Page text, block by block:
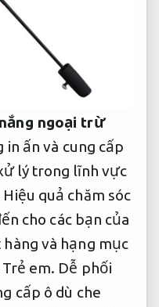
ngoại trừ
in ấn và cung cấp
lý trong lĩnh vực
Hiệu quả chăm sóc
cho các bạn của
và hạng mục
Trẻ em. Dễ phối
cấp ô dù che